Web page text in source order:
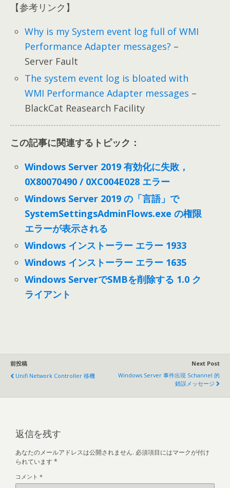
【参考リンク】
Why is my System event log full of WMI
Performance Adapter messages? –
Server Fault
The system event log is bloated with
WMI Performance Adapter messages –
BlackCat Reasearch Facility
この記事に関連するトピック：
Windows Server 2019 有効化に失敗，
0X80070490 / 0XC004E028 エラー
Windows Server 2019 の「言語」で
SystemSettingsAdminFlows.exe の権限
エラーが表示される
Windows インストーラー エラー 1933
Windows インストーラー エラー 1635
Windows ServerでSMBを削除する 1.0 ク
ライアント
前投稿
Unifi Network Controller 移機
Next Post
Windows Server 事件出現 Schannel 的
錯誤メッセージ
返信を残す
あなたのメールアドレスは公開されません. 必須項目にはマークが付け
られています *
コメント *